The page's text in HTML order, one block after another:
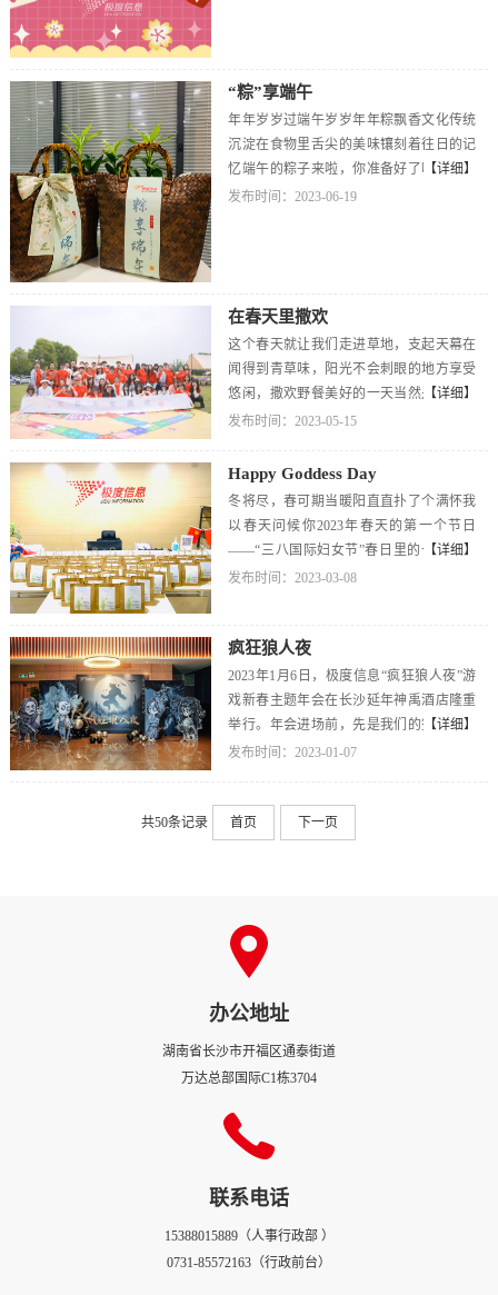
不可少的2023年第二季度表彰恭喜获奖的
优秀个人和优秀团队同样恭喜游戏打卡获
的“周末0.5天假”小伙伴其他参与的小伙伴
也可获得不同数额的员工积分不要小看积
分哦~它可是可以用来兑换各种极度权益的
“粽”享端午
年年岁岁过端午岁岁年年粽飘香文化传统
沉淀在食物里舌尖的美味镶刻着往日的记
忆端午的粽子来啦，你准备好了吗？是喜
甜还是咸不重要，团圆才是至味！食粽点
【详细】
发布时间：2023-06-19
在春天里撒欢
这个春天就让我们走进草地，支起天幕在
闻得到青草味，阳光不会刺眼的地方享受
悠闲，撒欢野餐美好的一天当然是从欢乐
的游戏开始啦欢乐激情的趣味游戏、轻松
上没有一顿烤肉解决不了的问题如果有就
两顿放风筝、玩飞盘、吹泡泡、扭气球或
者干脆凑一桌尽情享受这春日里的微风与
阳光最后当然少不了季度表彰啦~恭喜我们
待更多可爱的小伙伴加入我们
【详细】
发布时间：2023-05-15
Happy Goddess Day
冬将尽，春可期当暖阳直直扑了个满怀我
以春天问候你2023年春天的第一个节日
——“三八国际妇女节”春日里的一些温暖
跃然于心这次我们为全体小仙女们准备了
然美女都爱鲜花笑容在脸上绽放暖意在心
中荡漾想知道盲盒里有啥吗？赶紧来极度
信息看看吧祝所有的女性同胞们节日快乐
【详细】
发布时间：2023-03-08
疯狂狼人夜
2023年1月6日，极度信息“疯狂狼人夜”游
戏新春主题年会在长沙延年神禹酒店隆重
举行。年会进场前，先是我们的签到拍照
打卡环节。签到完成后，由我们的主持人
游戏点的工作人员组织安排小伙伴们，有
热鼠标垫、腰枕、毛绒毛毯抱枕、保温咖
啡杯以及刮刮乐~tiktok~游戏结束，好人阵
阵营获得“提前下班券”奖励。还有活跃度
最低的小伙伴，上台跳舞。紧接着就是我
们每年必不可少的年度优秀个人和团队颁
iPhone、airpods PRO、戴森手持吸尘器、
富士拍立得、洛斐机械键盘等你来拿
度信息2023蓬勃发展，蒸蒸日上！
【详细】
发布时间：2023-01-07
共50条记录 首页 下一页
办公地址
湖南省长沙市开福区通泰街道
万达总部国际C1栋3704
联系电话
15388015889（人事行政部 ）
0731-85572163（行政前台）